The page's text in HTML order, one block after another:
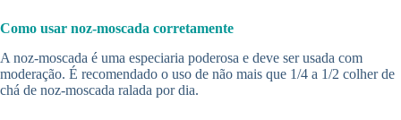
Como usar noz-moscada corretamente
A noz-moscada é uma especiaria poderosa e deve ser usada com
moderação. É recomendado o uso de não mais que 1/4 a 1/2 colher de
chá de noz-moscada ralada por dia.